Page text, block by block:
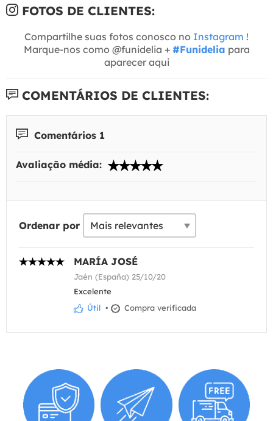
FOTOS DE CLIENTES:
Compartilhe suas fotos conosco no Instagram !
Marque-nos como @funidelia + #Funidelia para
aparecer aqui
COMENTÁRIOS DE CLIENTES:
Comentários 1
Avaliação média:
Ordenar por
MARÍA JOSÉ
Jaén (España) 25/10/20
Excelente
Útil • Compra verificada